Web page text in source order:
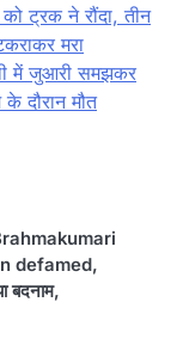
को ट्रक ने रौंदा, तीन
मरा
में जुआरी समझकर
दौरान मौत
defamed,
बदनाम,